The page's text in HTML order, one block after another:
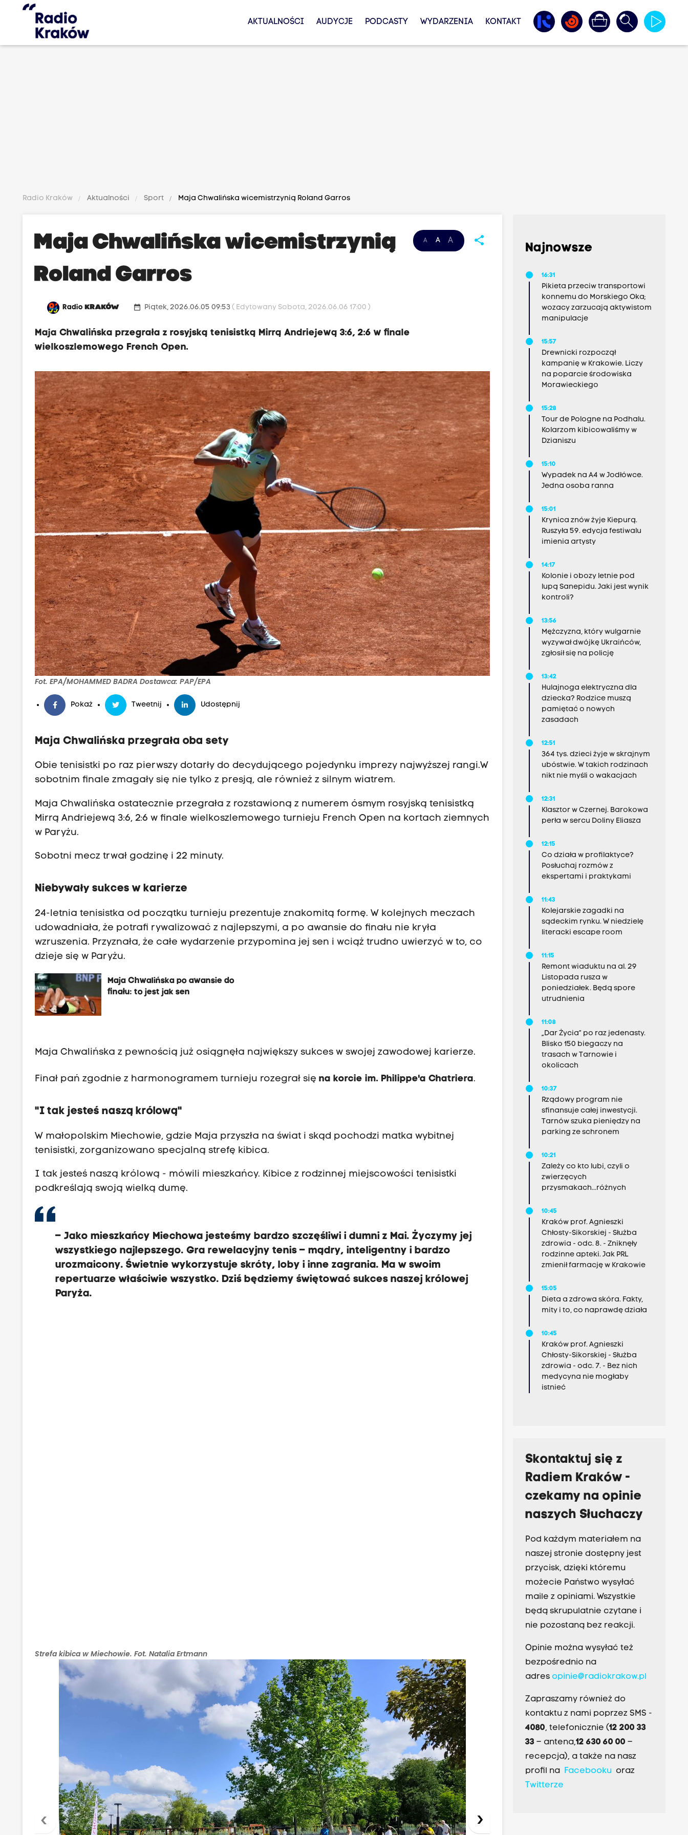
AKTUALNOŚCI AUDYCJE PODCASTY WYDARZENIA KONTAKT
Radio Kraków Aktualności Sport Maja Chwalińska wicemistrzynią Roland Garros
A A A share
Maja Chwalińska wicemistrzynią
Roland Garros
RadioKRAKÓW date_range Piątek, 2026.06.05 09:53( Edytowany Sobota, 2026.06.06 17:00 )
Maja Chwalińska przegrała z rosyjską tenisistką Mirrą Andriejewą 3:6, 2:6 w finale
wielkoszlemowego French Open.
Fot. EPA/MOHAMMED BADRA Dostawca: PAP/EPA
Pokaż Tweetnij Udostępnij
Maja Chwalińska przegrała oba sety
Obie tenisistki po raz pierwszy dotarły do decydującego pojedynku imprezy najwyższej rangi.W
sobotnim finale zmagały się nie tylko z presją, ale również z silnym wiatrem.
Maja Chwalińska ostatecznie przegrała z rozstawioną z numerem ósmym rosyjską tenisistką
Mirrą Andriejewą 3:6, 2:6 w finale wielkoszlemowego turnieju French Open na kortach ziemnych
w Paryżu.
Sobotni mecz trwał godzinę i 22 minuty.
Niebywały sukces w karierze
24-letnia tenisistka od początku turnieju prezentuje znakomitą formę. W kolejnych meczach
udowadniała, że potrafi rywalizować z najlepszymi, a po awansie do finału nie kryła
wzruszenia. Przyznała, że całe wydarzenie przypomina jej sen i wciąż trudno uwierzyć w to, co
dzieje się w Paryżu.
Maja Chwalińska po awansie do
finału: to jest jak sen
Maja Chwalińska z pewnością już osiągnęła największy sukces w swojej zawodowej karierze.
Finał pań zgodnie z harmonogramem turnieju rozegrał się na korcie im. Philippe'a Chatriera.
"I tak jesteś naszą królową"
W małopolskim Miechowie, gdzie Maja przyszła na świat i skąd pochodzi matka wybitnej
tenisistki, zorganizowano specjalną strefę kibica.
I tak jesteś naszą królową - mówili mieszkańcy. Kibice z rodzinnej miejscowości tenisistki
podkreślają swoją wielką dumę.
– Jako mieszkańcy Miechowa jesteśmy bardzo szczęśliwi i dumni z Mai. Życzymy jej
wszystkiego najlepszego. Gra rewelacyjny tenis – mądry, inteligentny i bardzo
urozmaicony. Świetnie wykorzystuje skróty, loby i inne zagrania. Ma w swoim
repertuarze właściwie wszystko. Dziś będziemy świętować sukces naszej królowej
Paryża.
Strefa kibica w Miechowie. Fot. Natalia Ertmann
‹ ›
Najnowsze
16:31
Pikieta przeciw transportowi
konnemu do Morskiego Oka;
wozacy zarzucają aktywistom
manipulacje
15:57
Drewnicki rozpoczął
kampanię w Krakowie. Liczy
na poparcie środowiska
Morawieckiego
15:28
Tour de Pologne na Podhalu.
Kolarzom kibicowaliśmy w
Dzianiszu
15:10
Wypadek na A4 w Jodłówce.
Jedna osoba ranna
15:01
Krynica znów żyje Kiepurą.
Ruszyła 59. edycja festiwalu
imienia artysty
14:17
Kolonie i obozy letnie pod
lupą Sanepidu. Jaki jest wynik
kontroli?
13:56
Mężczyzna, który wulgarnie
wyzywał dwójkę Ukraińców,
zgłosił się na policję
13:42
Hulajnoga elektryczna dla
dziecka? Rodzice muszą
pamiętać o nowych
zasadach
12:51
364 tys. dzieci żyje w skrajnym
ubóstwie. W takich rodzinach
nikt nie myśli o wakacjach
12:31
Klasztor w Czernej. Barokowa
perła w sercu Doliny Eliasza
12:15
Co działa w profilaktyce?
Posłuchaj rozmów z
ekspertami i praktykami
11:43
Kolejarskie zagadki na
sądeckim rynku. W niedzielę
literacki escape room
11:15
Remont wiaduktu na al. 29
Listopada rusza w
poniedziałek. Będą spore
utrudnienia
11:08
„Dar Życia” po raz jedenasty.
Blisko 150 biegaczy na
trasach w Tarnowie i
okolicach
10:37
Rządowy program nie
sfinansuje całej inwestycji.
Tarnów szuka pieniędzy na
parking ze schronem
10:21
Zależy co kto lubi, czyli o
zwierzęcych
przysmakach...różnych
10:45
Kraków prof. Agnieszki
Chłosty-Sikorskiej - Służba
zdrowia - odc. 8. - Zniknęły
rodzinne apteki. Jak PRL
zmienił farmację w Krakowie
15:05
Dieta a zdrowa skóra. Fakty,
mity i to, co naprawdę działa
10:45
Kraków prof. Agnieszki
Chłosty-Sikorskiej - Służba
zdrowia - odc. 7. - Bez nich
medycyna nie mogłaby
istnieć
Skontaktuj się z
Radiem Kraków -
czekamy na opinie
naszych Słuchaczy
Pod każdym materiałem na
naszej stronie dostępny jest
przycisk, dzięki któremu
możecie Państwo wysyłać
maile z opiniami. Wszystkie
będą skrupulatnie czytane i
nie pozostaną bez reakcji.
Opinie można wysyłać też
bezpośrednio na
adres opinie@radiokrakow.pl
Zapraszamy również do
kontaktu z nami poprzez SMS -
4080, telefonicznie (12 200 33
33– antena,12 630 60 00 –
recepcja), a także na nasz
profil na Facebookuoraz
Twitterze